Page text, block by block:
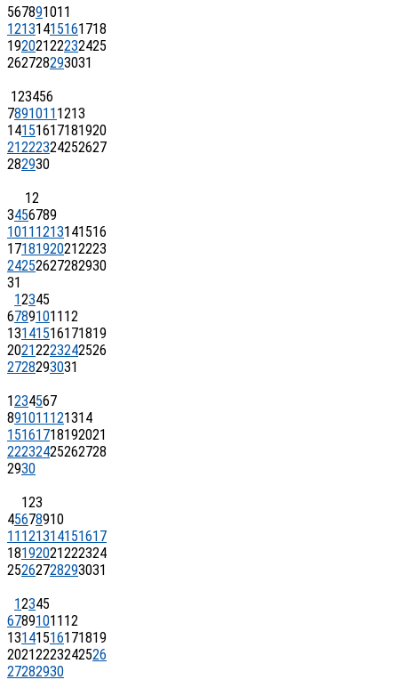
567891011
12131415161718
19202122232425
262728293031
123456
7891011 1213
14151617181920
21222324252627
282930
12
3456789
1011 1213141516
17181920212223
24252627282930
31
12345
67891011 12
13141516171819
20212223242526
2728293031
1234567
891011 121314
15161718192021
22232425262728
2930
123
45678910
11 121314151617
18192021222324
25262728293031
12345
67891011 12
13141516171819
20212223242526
27282930